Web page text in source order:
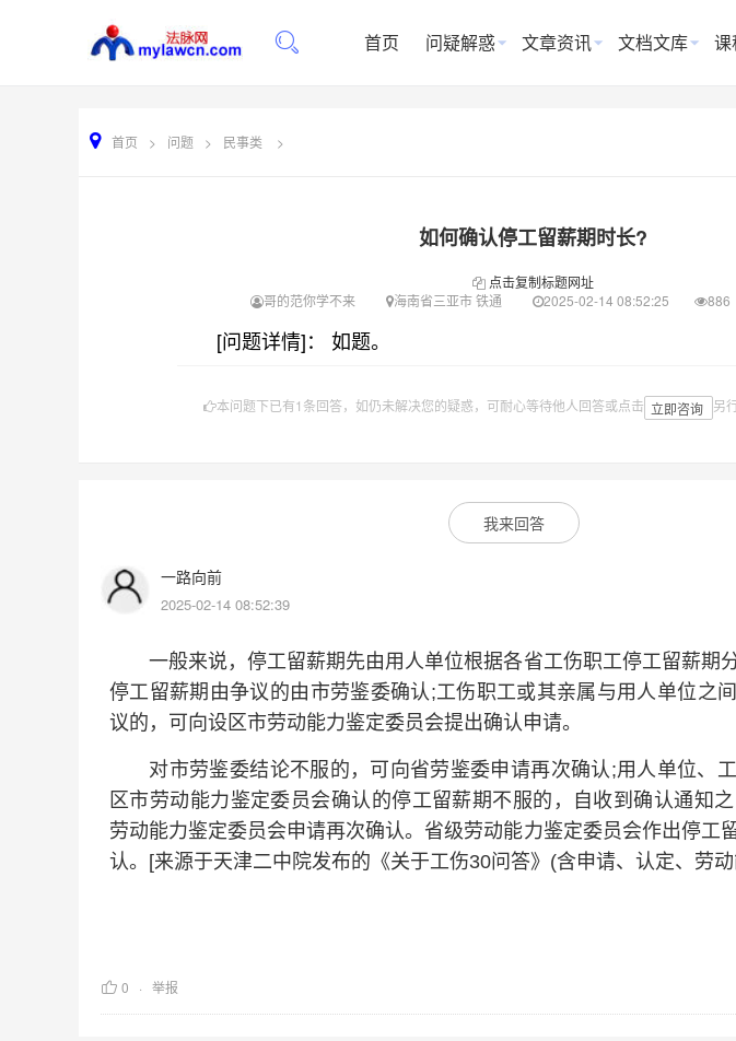
首页 问疑解惑 文章资讯 文档文库 课
首页 > 问题 > 民事类 >
如何确认停工留薪期时长?
点击复制标题网址
哥的范你学不来
海南省三亚市 铁通 2025-02-14 08:52:25 886
[问题详情]： 如题。
本问题下已有1条回答，如仍未解决您的疑惑，可耐心等待他人回答或点击 立即咨询 另
我来回答
一路向前
2025-02-14 08:52:39
一般来说，停工留薪期先由用人单位根据各省工伤职工停工留薪期
停工留薪期由争议的由市劳鉴委确认;工伤职工或其亲属与用人单位之
议的，可向设区市劳动能力鉴定委员会提出确认申请。
对市劳鉴委结论不服的，可向省劳鉴委申请再次确认;用人单位、
区市劳动能力鉴定委员会确认的停工留薪期不服的，自收到确认通知
劳动能力鉴定委员会申请再次确认。省级劳动能力鉴定委员会作出停工
认。[来源于天津二中院发布的《关于工伤30问答》(含申请、认定、劳
0 举报